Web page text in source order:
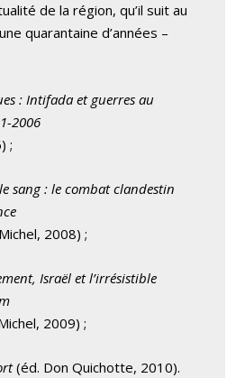
de la région, qu’il suit au
quarantaine d’années –
: Intifada et guerres au
2006
;
sang : le combat clandestin
2008) ;
Israël et l’irrésistible
2009) ;
(éd. Don Quichotte, 2010).